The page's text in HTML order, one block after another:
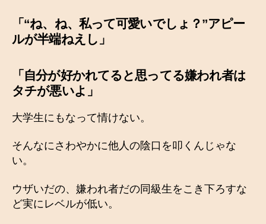
「“ね、ね、私って可愛いでしょ？”アピー
ルが半端ねえし」
「 自分が好かれてると思ってる嫌われ者は
タチが悪いよ 」
大学生にもなって情けない。
そんなにさわやかに他人の陰口を叩くんじゃな
い。
ウザいだの、嫌われ者だの同級生をこき下ろすな
ど実にレベルが低い。